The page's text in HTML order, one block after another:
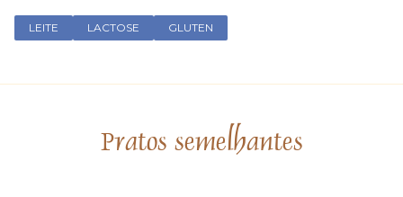
LEITE LACTOSE GLUTEN
Pratos semelhantes